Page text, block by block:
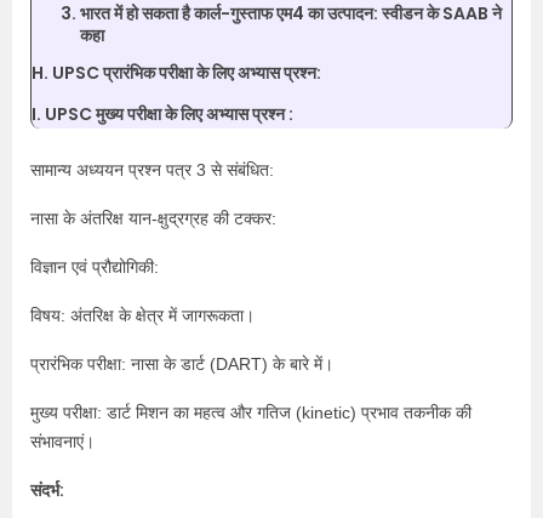
भारत में हो सकता है कार्ल-गुस्ताफ एम4 का उत्पादन: स्वीडन के SAAB ने
कहा
H. UPSC प्रारंभिक परीक्षा के लिए अभ्यास प्रश्न:
I. UPSC मुख्य परीक्षा के लिए अभ्यास प्रश्न :
सामान्य अध्ययन प्रश्न पत्र 3 से संबंधित:
नासा के अंतरिक्ष यान-क्षुद्रग्रह की टक्कर:
विज्ञान एवं प्रौद्योगिकी:
विषय: अंतरिक्ष के क्षेत्र में जागरूकता।
प्रारंभिक परीक्षा: नासा के डार्ट (DART) के बारे में।
मुख्य परीक्षा: डार्ट मिशन का महत्व और गतिज (kinetic) प्रभाव तकनीक की
संभावनाएं।
संदर्भ: